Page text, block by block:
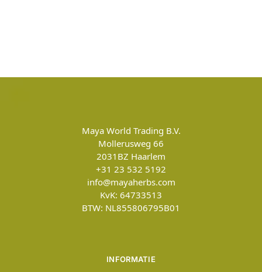
Maya World Trading B.V.
Mollerusweg 66
2031BZ Haarlem
+31 23 532 5192
info@mayaherbs.com
KvK: 64733513
BTW: NL855806795B01
INFORMATIE